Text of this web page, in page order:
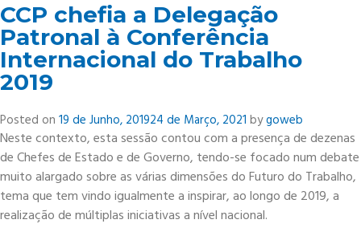
CCP chefia a Delegação
Patronal à Conferência
Internacional do Trabalho
2019
Posted on 19 de Junho, 201924 de Março, 2021 bygoweb
Neste contexto, esta sessão contou com a presença de dezenas
de Chefes de Estado e de Governo, tendo-se focado num debate
muito alargado sobre as várias dimensões do Futuro do Trabalho,
tema que tem vindo igualmente a inspirar, ao longo de 2019, a
realização de múltiplas iniciativas a nível nacional.